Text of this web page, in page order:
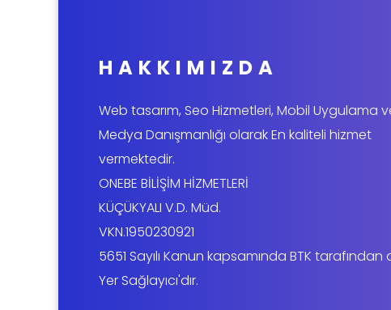
HAKKIMIZDA
Web tasarım, Seo Hizmetleri, Mobil Uygulama
Medya Danışmanlığı olarak En kaliteli hizmet
vermektedir.
ONEBE BİLİŞİM HİZMETLERİ
KÜÇÜKYALI V.D. Müd.
VKN.1950230921
5651 Sayılı Kanun kapsamında BTK tarafından
Yer Sağlayıcı'dır.